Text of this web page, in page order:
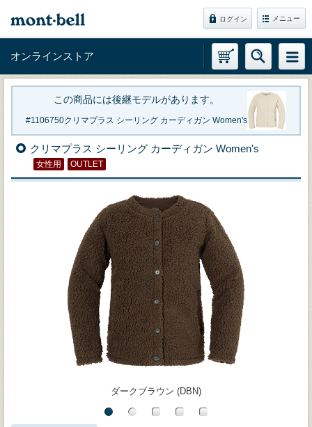
ログイン メニュー
オンラインストア
この商品には後継モデルがあります。
1106750クリマプラス シーリング カーディガン Women's
クリマプラス シーリング カーディガン Women's
女性用 OUTLET
ダークブラウン (DBN)